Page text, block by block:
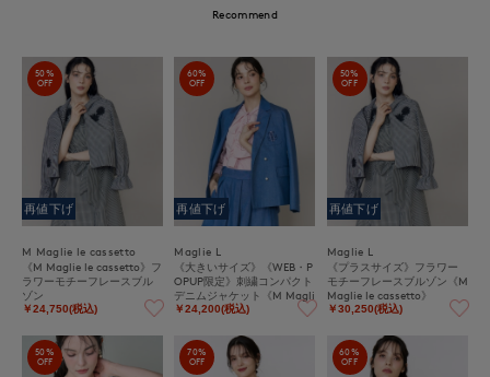
Recommend
50%
OFF
再値下げ
M Maglie le cassetto
《M Maglie le cassetto》フ
ラワーモチーフレースブル
ゾン
￥24,750(税込)
60%
OFF
再値下げ
Maglie L
《大きいサイズ》《WEB・P
OPUP限定》刺繍コンパクト
デニムジャケット《M Magli
e le cassetto》
￥24,200(税込)
50%
OFF
再値下げ
Maglie L
《プラスサイズ》フラワー
モチーフレースブルゾン《M
Maglie le cassetto》
￥30,250(税込)
50%
OFF
70%
OFF
60%
OFF